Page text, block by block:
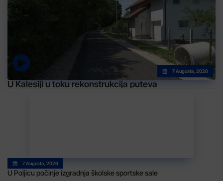
7 Augusta, 2026
U Kalesiji u toku rekonstrukcija puteva
7 Augusta, 2026
U Poljicu počinje izgradnja školske sportske sale